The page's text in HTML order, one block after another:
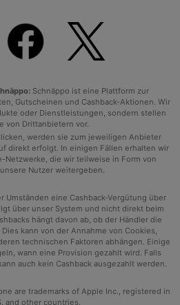
Schnäppo ist eine Plattform zur
Gutscheinen und Cashback-Aktionen. Wir
oder Dienstleistungen, sondern stellen
von Drittanbietern vor.
werden sie zum jeweiligen Anbieter
direkt erfolgt. In einigen Fällen erhalten wir
Netzwerke, die wir teilweise in Form von
Nutzer weitergeben.
Umständen eine Cashback-Vergütung über
über unser System und nicht direkt beim
hängt davon ab, ob der Händler die
kann von der Annahme von Cookies,
technischen Faktoren abhängen. Einige
wann eine Provision gezahlt wird. Falls
auch kein Cashback ausgezahlt werden.
are trademarks of Apple Inc., registered in
and other countries.